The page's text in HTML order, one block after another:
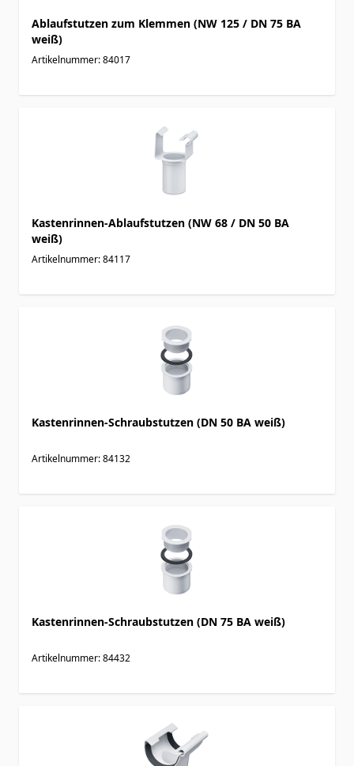
Ablaufstutzen zum Klemmen (NW 125 / DN 75 BA
weiß)
Artikelnummer: 84017
Kastenrinnen-Ablaufstutzen (NW 68 / DN 50 BA
weiß)
Artikelnummer: 84117
Kastenrinnen-Schraubstutzen (DN 50 BA weiß)
Artikelnummer: 84132
Kastenrinnen-Schraubstutzen (DN 75 BA weiß)
Artikelnummer: 84432